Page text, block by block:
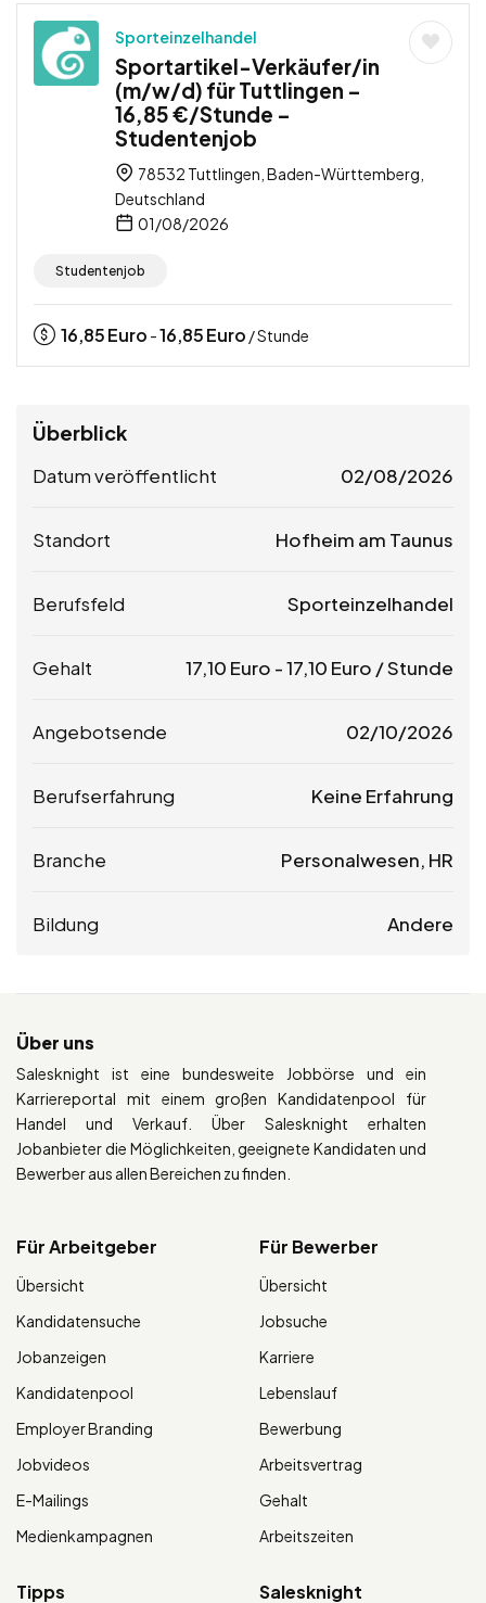
Sporteinzelhandel
Sportartikel-Verkäufer/in
(m/w/d) für Tuttlingen –
16,85 €/Stunde –
Studentenjob
78532 Tuttlingen, Baden-Württemberg,
Deutschland
01/08/2026
Studentenjob
16,85Euro -16,85Euro / Stunde
Überblick
Datum veröffentlicht 02/08/2026
Standort Hofheim am Taunus
Berufsfeld Sporteinzelhandel
Gehalt 17,10 Euro -17,10 Euro / Stunde
Angebotsende 02/10/2026
Berufserfahrung Keine Erfahrung
Branche Personalwesen, HR
Bildung Andere
Über uns
Salesknight ist eine bundesweite Jobbörse und ein
Karriereportal mit einem großen Kandidatenpool für
Handel und Verkauf. Über Salesknight erhalten
Jobanbieter die Möglichkeiten, geeignete Kandidaten und
Bewerber aus allen Bereichen zu finden.
Für Arbeitgeber
Übersicht
Kandidatensuche
Jobanzeigen
Kandidatenpool
Employer Branding
Jobvideos
E-Mailings
Medienkampagnen
Für Bewerber
Übersicht
Jobsuche
Karriere
Lebenslauf
Bewerbung
Arbeitsvertrag
Gehalt
Arbeitszeiten
Tipps Salesknight